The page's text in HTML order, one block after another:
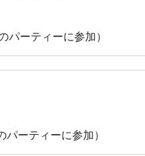
ーティーに参加）
ーティーに参加）